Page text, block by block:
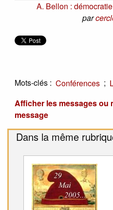
A. Bellon :
par
Mots-clés : Conférences ;
Afficher les messages ou
message
Dans la même